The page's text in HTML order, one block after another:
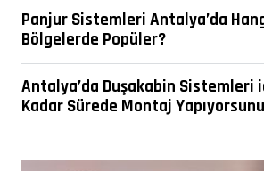
Panjur Sistemleri Antalya’da
Bölgelerde Popüler?
Antalya’da Duşakabin Sistemleri
Kadar Sürede Montaj